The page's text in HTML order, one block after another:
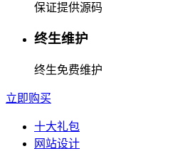
保证提供源码
终生维护
终生免费维护
立即购买
十大礼包
网站设计